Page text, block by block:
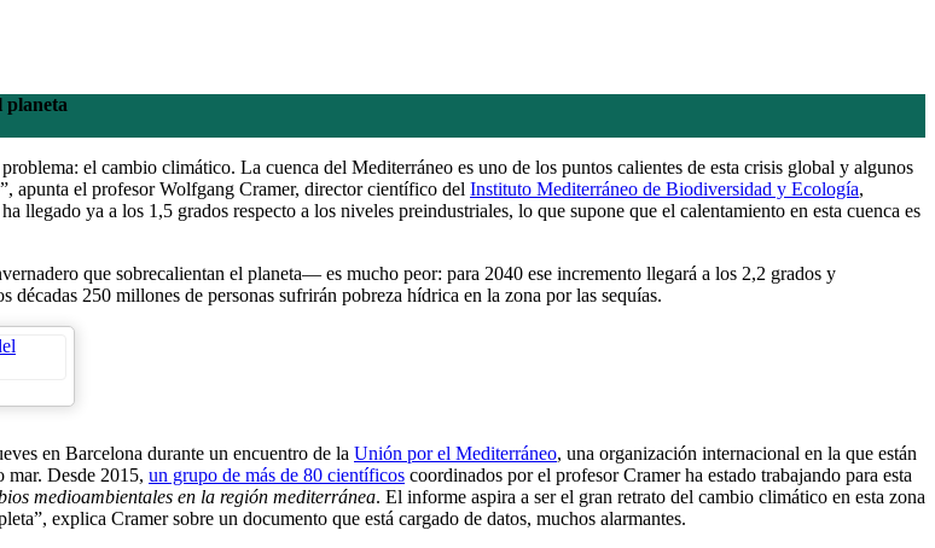
planeta
el cambio climático. La cuenca del Mediterráneo es uno de los puntos calientes de esta crisis global y algunos
apunta el profesor Wolfgang Cramer, director científico del Instituto Mediterráneo de Biodiversidad y Ecología,
llegado ya a los 1,5 grados respecto a los niveles preindustriales, lo que supone que el calentamiento en esta cuenca es
que sobrecalientan el planeta— es mucho peor: para 2040 ese incremento llegará a los 2,2 grados y
250 millones de personas sufrirán pobreza hídrica en la zona por las sequías.
en Barcelona durante un encuentro de la Unión por el Mediterráneo, una organización internacional en la que están
mar. Desde 2015, un grupo de más de 80 científicos coordinados por el profesor Cramer ha estado trabajando para esta
medioambientales en la región mediterránea. El informe aspira a ser el gran retrato del cambio climático en esta zona
explica Cramer sobre un documento que está cargado de datos, muchos alarmantes.